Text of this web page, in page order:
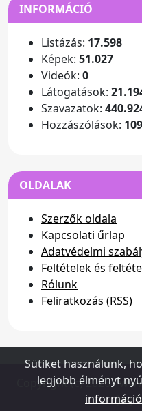
INFORMÁCIÓ
Listázás: 17.598
Képek: 51.027
Videók: 0
Látogatások:
Szavazatok:
Hozzászólások:
OLDALAK
Szerzők oldala
Kapcsolati űrlap
Adatvédelmi
Feltételek és
Rólunk
Feliratkozás (RSS)
Copyright (c) 2026 -
jog
Sütiket használunk,
legjobb élményt